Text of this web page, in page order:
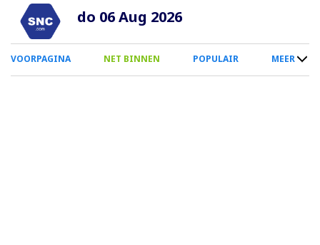
Overslaan
naar
inhoud
do 06 Aug 2026
0
Smartphone
VOORPAGINA NET BINNEN POPULAIR MEER